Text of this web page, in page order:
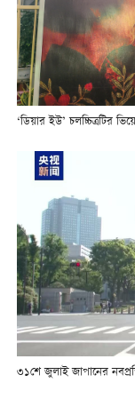
‘ডিয়ার ইউ’ চলচ্চিত্রটির
৩১শে জুলাই জাপানের